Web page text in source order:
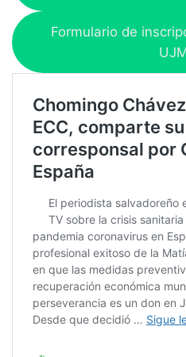
Formulario de